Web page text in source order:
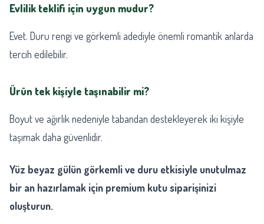
Evlilik teklifi için uygun mudur?
Evet. Duru rengi ve görkemli adediyle önemli romantik anlarda
tercih edilebilir.
Ürün tek kişiyle taşınabilir mi?
Boyut ve ağırlık nedeniyle tabandan destekleyerek iki kişiyle
taşımak daha güvenlidir.
Yüz beyaz gülün görkemli ve duru etkisiyle unutulmaz
bir an hazırlamak için premium kutu siparişinizi
oluşturun.